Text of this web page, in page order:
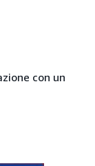
con un